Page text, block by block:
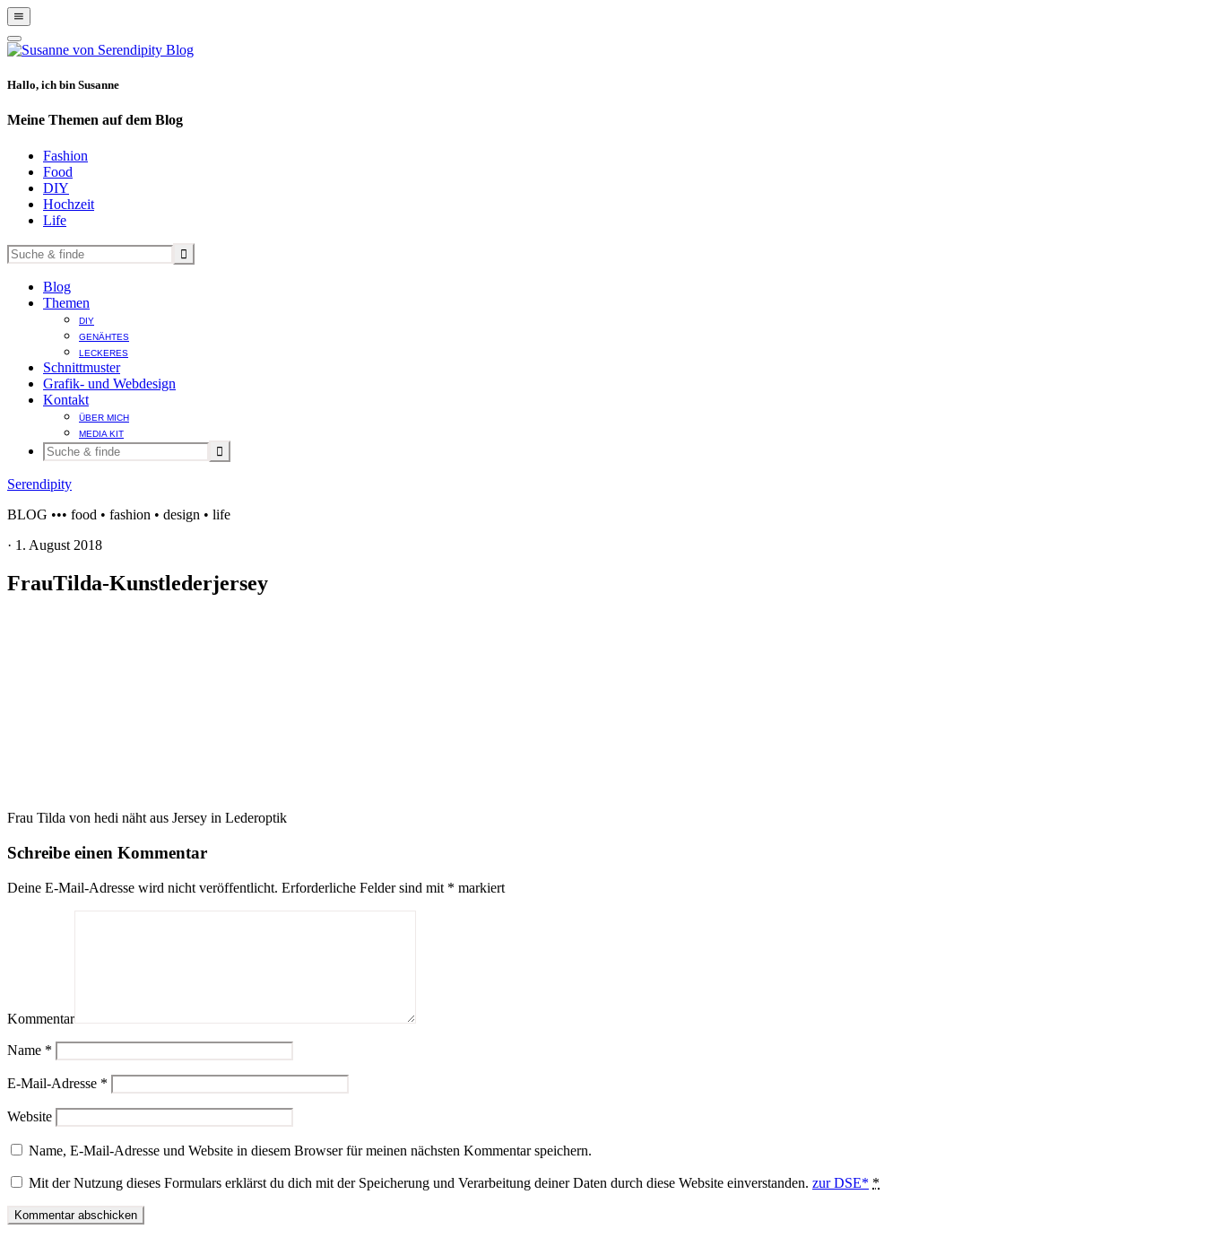
Show
Offscreen
Content
Hide
Offscreen
Hallo, ich bin Susanne
Meine Themen auf dem Blog
Fashion
Food
DIY
Hochzeit
Life
Blog
Themen
DIY
GENÄHTES
LECKERES
Schnittmuster
Grafik- und Webdesign
Kontakt
ÜBER MICH
MEDIA KIT
Serendipity
BLOG ••• food • fashion • design • life
· 1. August 2018
FrauTilda-Kunstlederjersey
Frau Tilda von hedi näht aus Jersey in Lederoptik
Schreibe einen Kommentar
Deine E-Mail-Adresse wird nicht veröffentlicht. Erforderliche Felder sind mit * markiert
Kommentar
Name *
E-Mail-Adresse *
Website
Name, E-Mail-Adresse und Website in diesem Browser für meinen nächsten Kommentar speichern.
Mit der Nutzung dieses Formulars erklärst du dich mit der Speicherung und Verarbeitung deiner Daten durch diese Website einverstanden. zur DSE* *